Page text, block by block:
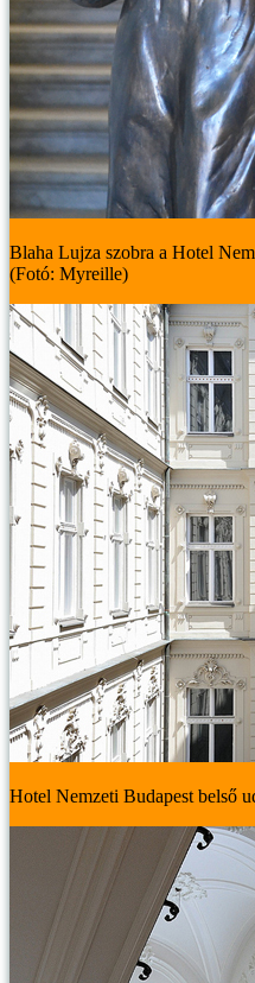
Blaha Lujza szobra a Hotel
(Fotó: Myreille)
Hotel Nemzeti Budapest belső